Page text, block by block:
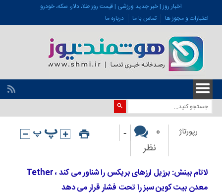
اخبار روز | خبر جدید ورزشی | قیمت روز طلا، دلار، سکه، خودرو
اعتبارات و مجوز ها
تماس با ما درباره ما
رپورتاژ
0
نظر
-
لاتام بینش: برزیل ارزهای بریکس را شناور می کند ، Tether
معدن بیت کوین سبز را تحت فشار قرار می دهد